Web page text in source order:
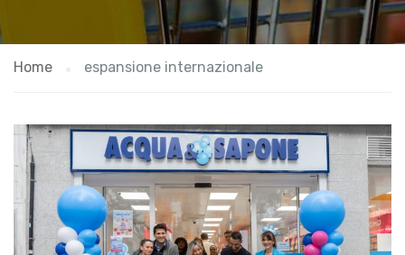
Home espansione internazionale